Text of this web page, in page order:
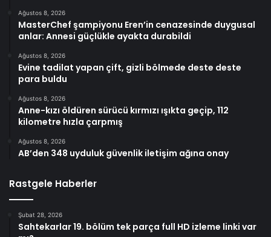
Ağustos 8, 2026
MasterChef şampiyonu Eren’in cenazesinde duygusal
anlar: Annesi güçlükle ayakta durabildi
Ağustos 8, 2026
Evine tadilat yapan çift, gizli bölmede deste deste
para buldu
Ağustos 8, 2026
Anne-kızı öldüren sürücü kırmızı ışıkta geçip, 112
kilometre hızla çarpmış
Ağustos 8, 2026
AB’den 348 uyduluk güvenlik iletişim ağına onay
Rastgele Haberler
Şubat 28, 2026
Sahtekarlar 19. bölüm tek parça full HD izleme linki var